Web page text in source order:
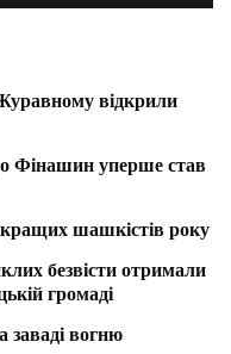
відкрили
Фінашин уперше став
шашкістів року
безвісти отримали
громаді
заваді вогню